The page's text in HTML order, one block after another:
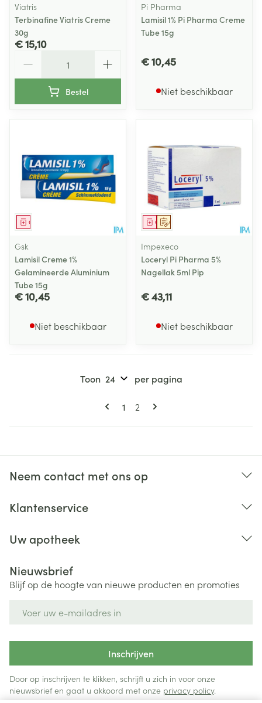
Viatris
Terbinafine Viatris Creme
30g
€ 15,10
Bestel
Pi Pharma
Lamisil 1% Pi Pharma Creme
Tube 15g
€ 10,45
Niet beschikbaar
Geneesmiddel
Gsk
Lamisil Creme 1%
Gelamineerde Aluminium
Tube 15g
€ 10,45
Niet beschikbaar
Op voorschrift
Geneesmiddel
Impexeco
Loceryl Pi Pharma 5%
Nagellak 5ml Pip
€ 43,11
Niet beschikbaar
Pagina's
U lees momenteel pagina
1 Pagina
2
Toon per pagina
Neem contact met ons op
Klantenservice
Uw apotheek
Nieuwsbrief
Blijf op de hoogte van nieuwe producten en promoties
Inschrijven
Door op inschrijven te klikken, schrijft u zich in voor onze
nieuwsbrief en gaat u akkoord met onze privacy policy.